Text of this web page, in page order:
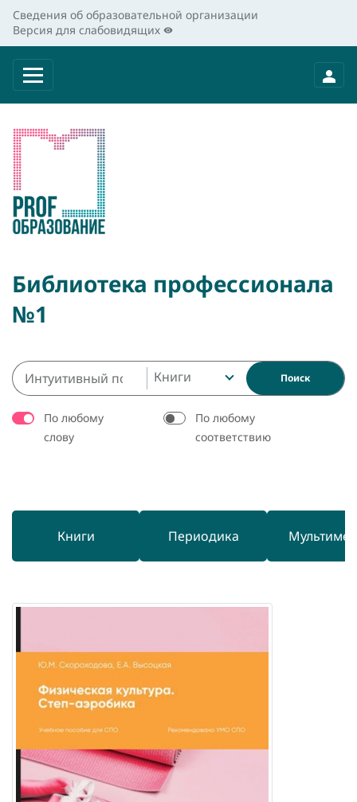
Сведения об образовательной организации
Версия для слабовидящих
Библиотека профессионала
№1
Книги Поиск
По любому
слову
По любому
соответствию
Книги Периодика